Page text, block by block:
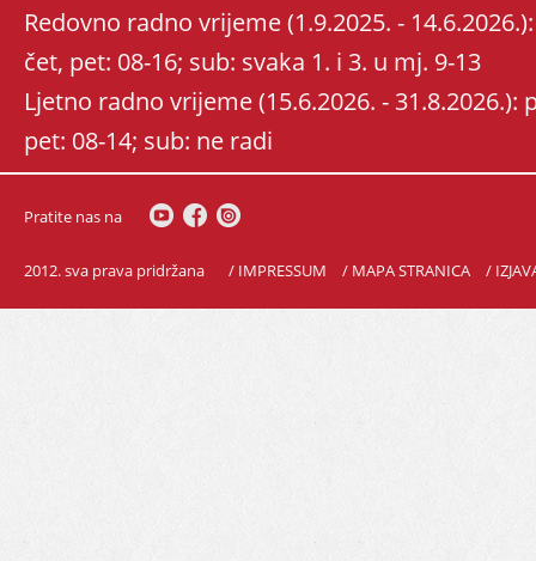
Redovno radno vrijeme (1.9.2025. -
čet, pet: 08-16; sub: svaka 1. i 3. u mj. 9-13
Ljetno radno vrijeme (15.6.2026. - 31.8.2026.):
pet: 08-14; sub: ne radi
Pratite nas na
2012. sva prava pridržana / IMPRESSUM / MAPA STRANICA /